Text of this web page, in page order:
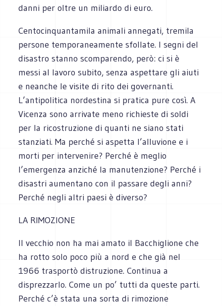
danni per oltre un miliardo di euro.
Centocinquantamila animali annegati, tremila
persone temporaneamente sfollate. I segni del
disastro stanno scomparendo, però: ci si è
messi al lavoro subito, senza aspettare gli aiuti
e neanche le visite di rito dei governanti.
L’antipolitica nordestina si pratica pure così. A
Vicenza sono arrivate meno richieste di soldi
per la ricostruzione di quanti ne siano stati
stanziati. Ma perché si aspetta l’alluvione e i
morti per intervenire? Perché è meglio
l’emergenza anziché la manutenzione? Perché i
disastri aumentano con il passare degli anni?
Perché negli altri paesi è diverso?
LA RIMOZIONE
Il vecchio non ha mai amato il Bacchiglione che
ha rotto solo poco più a nord e che già nel
1966 trasportò distruzione. Continua a
disprezzarlo. Come un po’ tutti da queste parti.
Perché c’è stata una sorta di rimozione